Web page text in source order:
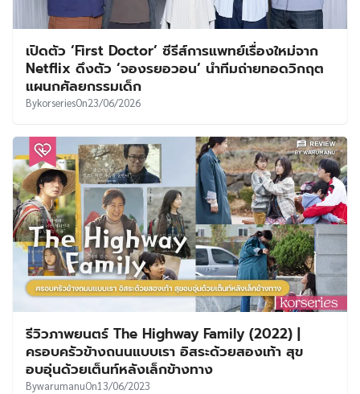
เปิดตัว ‘First Doctor’ ซีรีส์การแพทย์เรื่องใหม่จาก
Netflix ดึงตัว ‘จองรยอวอน’ นำทีมถ่ายทอดวิกฤต
แผนกศัลยกรรมเด็ก
BykorseriesOn23/06/2026
รีวิวภาพยนตร์ The Highway Family (2022) |
ครอบครัวข้างถนนแบบเรา อิสระด้วยสองเท้า สุข
อบอุ่นด้วยเต็นท์หลังเล็กข้างทาง
BywarumanuOn13/06/2023